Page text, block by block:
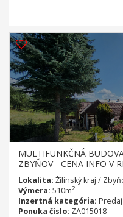
MULTIFUNKČNÁ
ZBYŇOV - CENA INFO V
Lokalita: Žilinský kraj /
Výmera: 510m2
Inzertná kategória: Predaj
Ponuka číslo: ZA015018